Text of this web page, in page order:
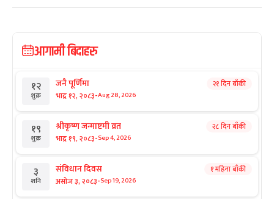
आगामी बिदाहरु
१२
शुक्र
जनै पूर्णिमा
भाद्र १२, २०८३-Aug 28, 2026
२१ दिन बाँकी
१९
शुक्र
श्रीकृष्ण जन्माष्टमी व्रत
भाद्र १९, २०८३-Sep 4, 2026
२८ दिन बाँकी
३
शनि
संविधान दिवस
असोज ३, २०८३-Sep 19, 2026
१ महिना बाँकी